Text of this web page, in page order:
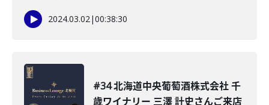
2024.03.02|00:38:30
#34 北海道中央葡萄酒株式会社 千
歳ワイナリー 三澤 計史さんご来店